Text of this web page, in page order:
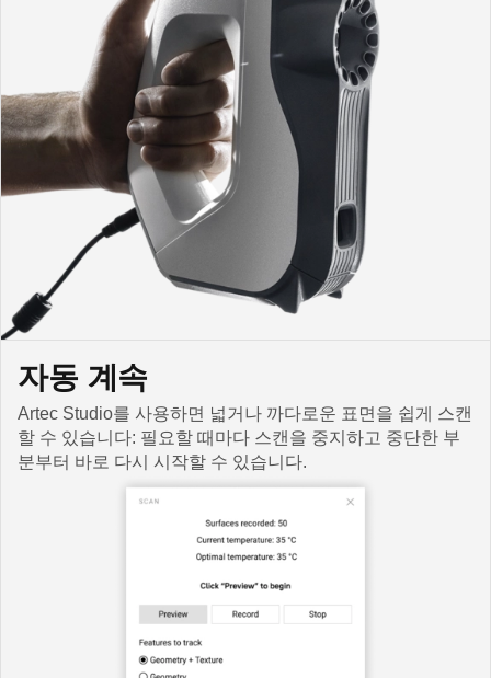
자동 계속
Artec Studio를 사용하면 넓거나 까다로운 표면을 쉽게 스캔
할 수 있습니다: 필요할 때마다 스캔을 중지하고 중단한 부
분부터 바로 다시 시작할 수 있습니다.